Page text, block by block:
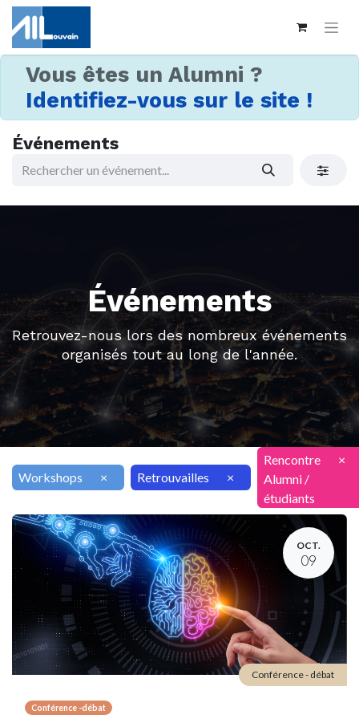
Vous êtes un Alumni ?
Identifiez-vous sur le site !
Événements
Événements
Retrouvez-nous lors des nombreux événements
organisés tout au long de l'année.
Workshops × Retrouvailles ×
Rencontre
Alumni /
étudiants
×
OCT.
09
Conférence -débat
Conférence - débat